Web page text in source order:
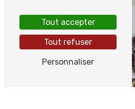
Tout accepter
Tout refuser
Personnaliser